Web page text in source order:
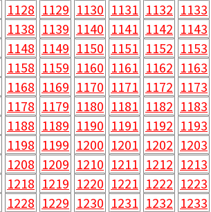
1128 1129 1130 1131 1132 1133
1138 1139 1140 1141 1142 1143
1148 1149 1150 1151 1152 1153
1158 1159 1160 1161 1162 1163
1168 1169 1170 1171 1172 1173
1178 1179 1180 1181 1182 1183
1188 1189 1190 1191 1192 1193
1198 1199 1200 1201 1202 1203
1208 1209 1210 1211 1212 1213
1218 1219 1220 1221 1222 1223
1228 1229 1230 1231 1232 1233